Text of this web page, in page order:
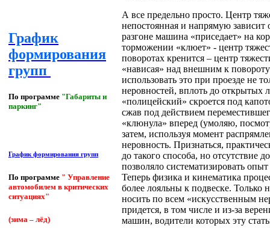
График
формирования
групп
По программе "Габариты и
паркинг"
График формирования групп
По программе " Управление
автомобилем в критических
ситуациях"
(зима – лёд)
А все предельно просто. Центр
непостоянная и напрямую
разгоне машина «приседает» на
торможении «клюет» - центр
поворотах кренится – центр
«нависая» над внешним к
использовать это при проезде не
неровностей, вплоть до открытых
«полицейский» скроется под
сжав под действием
«клюнула» вперед (умоляю,
затем, используя момент
неровность. Признаться,
до такого способа, но отсутствие
позволяло систематизировать
Теперь физика и кинематика
более лояльны к подвеске. Только
носить по всем «искусственным
придется, в том числе и из-за
машин, водители которых эту